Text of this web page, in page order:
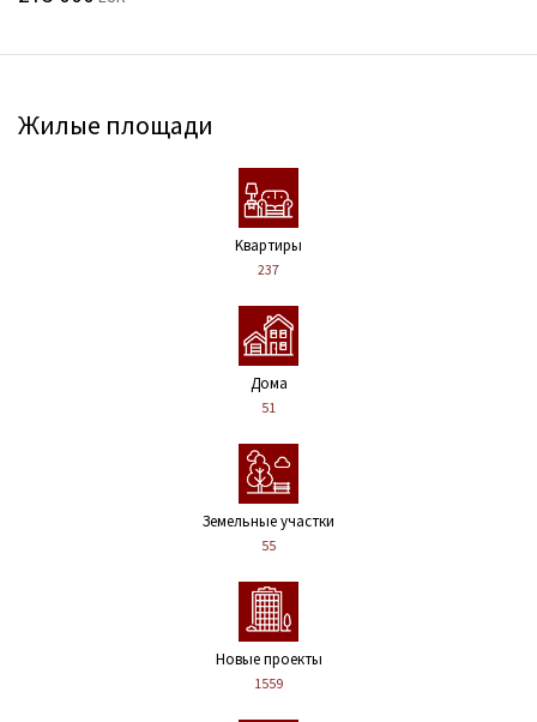
Жилые площади
Kвартиры
237
Дома
51
Земельные участки
55
Новые проекты
1559